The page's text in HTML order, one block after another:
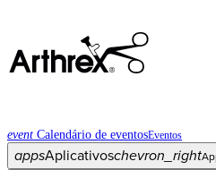
event Calendário de eventosEventos
appsAplicativoschevron_right